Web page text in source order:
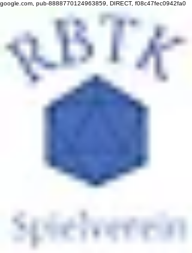
google.com, pub-8888770124963859, DIRECT, f08c47fec0942fa0